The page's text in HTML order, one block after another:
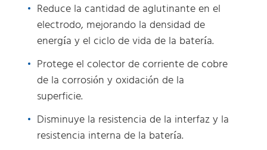
Reduce la cantidad de aglutinante en el
electrodo, mejorando la densidad de
energía y el ciclo de vida de la batería.
Protege el colector de corriente de cobre
de la corrosión y oxidación de la
superficie.
Disminuye la resistencia de la interfaz y la
resistencia interna de la batería.